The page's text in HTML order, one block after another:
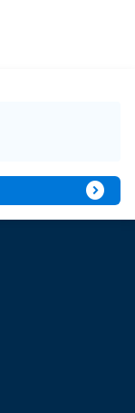
expand_circle_right